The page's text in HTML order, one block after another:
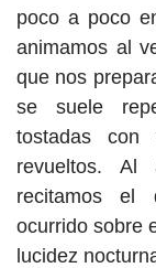
poco a poco
animamos al
que nos
se suele
tostadas con
revueltos.
recitamos el
ocurrido sobre
lucidez